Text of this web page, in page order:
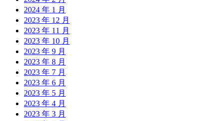
2024 年 1 月
2023 年 12 月
2023 年 11 月
2023 年 10 月
2023 年 9 月
2023 年 8 月
2023 年 7 月
2023 年 6 月
2023 年 5 月
2023 年 4 月
2023 年 3 月